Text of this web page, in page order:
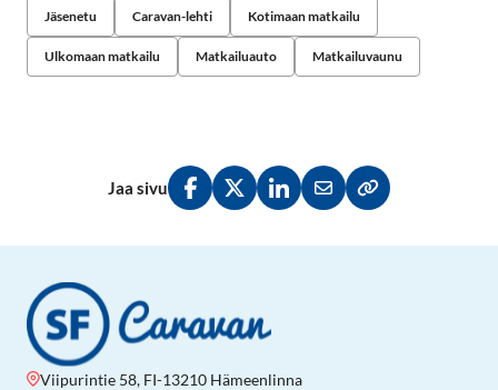
Jäsenetu Caravan-lehti Kotimaan matkailu
Ulkomaan matkailu Matkailuauto Matkailuvaunu
Jaa sivu
Jaa Facebookissa
Jaa Twitterissä
Jaa LinkedInissä
Jaa sähköpostitse
Kopioi linkki
Viipurintie 58, FI-13210 Hämeenlinna